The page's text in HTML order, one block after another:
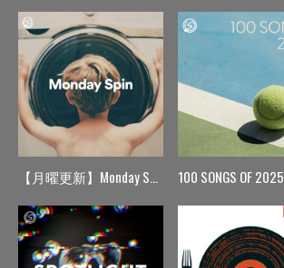
【月曜更新】Monday Spin 100 SONGS OF 2025